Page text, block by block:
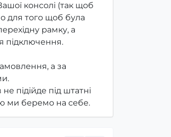
консолі (так щоб
для того щоб була
рамку, а
підключення.
а за
підійде під штатні
ми беремо на себе.